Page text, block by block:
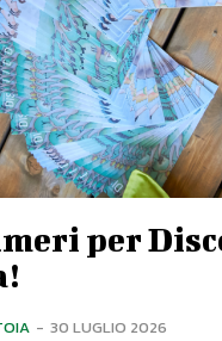
per
- 30 LUGLIO 2026